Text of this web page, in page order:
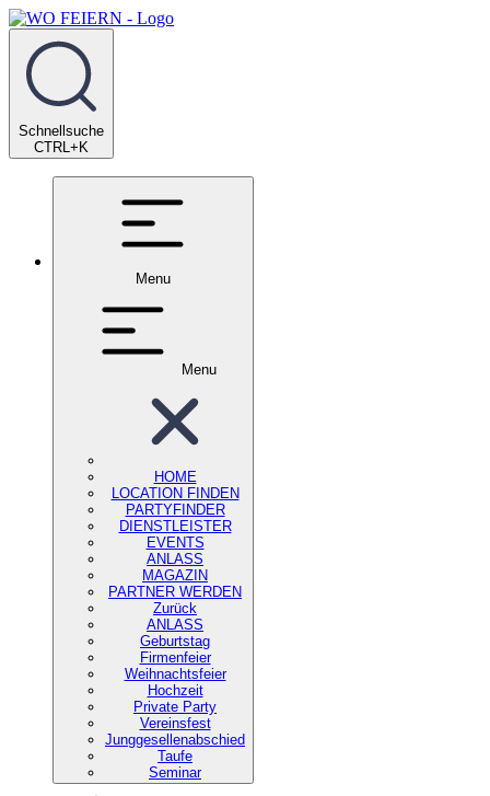
Schnellsuche
CTRL+K
Menu
Menu
HOME
LOCATION FINDEN
PARTYFINDER
DIENSTLEISTER
EVENTS
ANLASS
MAGAZIN
PARTNER WERDEN
Zurück
ANLASS
Geburtstag
Firmenfeier
Weihnachtsfeier
Hochzeit
Private Party
Vereinsfest
Junggesellenabschied
Taufe
Seminar